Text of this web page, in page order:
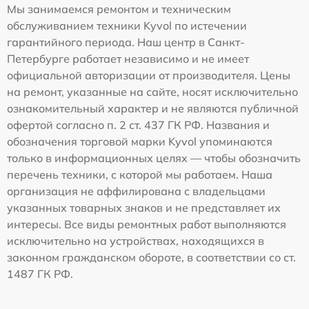
Мы занимаемся ремонтом и техническим
обслуживанием техники Kyvol по истечении
гарантийного периода. Наш центр в Санкт-
Петербурге работает независимо и не имеет
официальной авторизации от производителя. Цены
на ремонт, указанные на сайте, носят исключительно
ознакомительный характер и не являются публичной
офертой согласно п. 2 ст. 437 ГК РФ. Названия и
обозначения торговой марки Kyvol упоминаются
только в информационных целях — чтобы обозначить
перечень техники, с которой мы работаем. Наша
организация не аффилирована с владельцами
указанных товарных знаков и не представляет их
интересы. Все виды ремонтных работ выполняются
исключительно на устройствах, находящихся в
законном гражданском обороте, в соответствии со ст.
1487 ГК РФ.